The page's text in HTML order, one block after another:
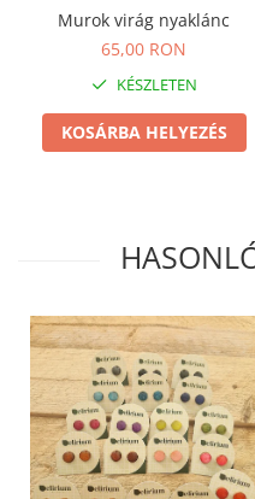
Murok virág nyaklánc
65,00 RON
KÉSZLETEN
KOSÁRBA HELYEZÉS